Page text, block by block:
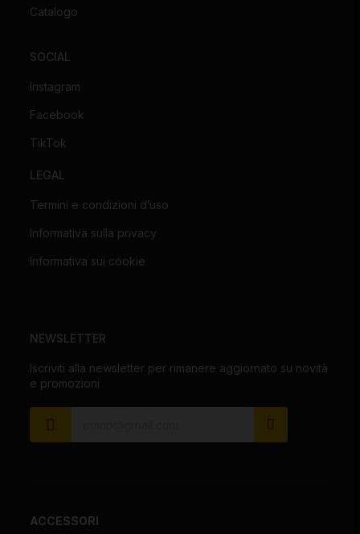
Catalogo
SOCIAL
Instagram
Facebook
TikTok
LEGAL
Termini e condizioni d’uso
Informativa sulla privacy
Informativa sui cookie
NEWSLETTER
Iscriviti alla newsletter per rimanere aggiornato su novità
e promozioni
ACCESSORI